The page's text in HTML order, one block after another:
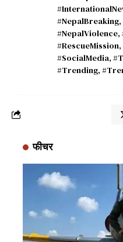
#NepalBreaking,
#NepalViolence,
#RescueMission,
#SocialMedia,
#Trending,
फीचर